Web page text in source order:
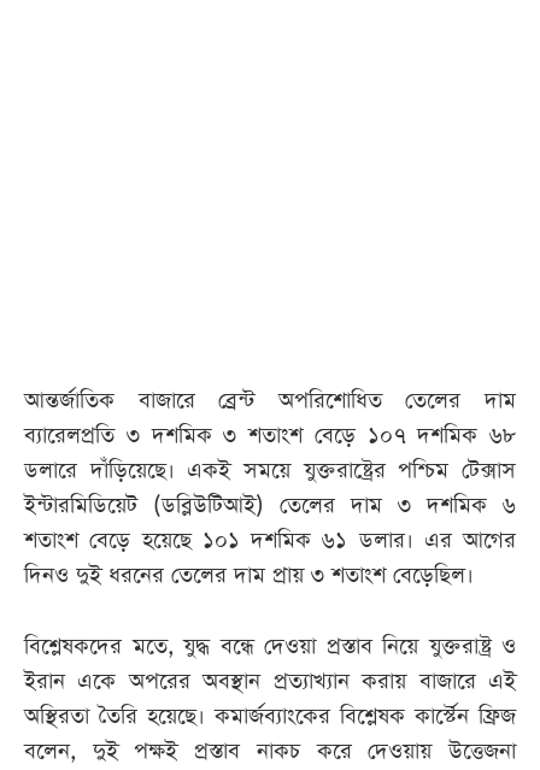
পেপার
আন্তর্জাতিক বাজারে ব্রেন্ট অপরিশোধিত তেলের দাম
ব্যারেলপ্রতি ৩ দশমিক ৩ শতাংশ বেড়ে ১০৭ দশমিক ৬৮
ডলারে দাঁড়িয়েছে। একই সময়ে যুক্তরাষ্ট্রের পশ্চিম টেক্সাস
ইন্টারমিডিয়েট (ডব্লিউটিআই) তেলের দাম ৩ দশমিক ৬
শতাংশ বেড়ে হয়েছে ১০১ দশমিক ৬১ ডলার। এর আগের
দিনও দুই ধরনের তেলের দাম প্রায় ৩ শতাংশ বেড়েছিল।
বিশ্লেষকদের মতে, যুদ্ধ বন্ধে দেওয়া প্রস্তাব নিয়ে যুক্তরাষ্ট্র ও
ইরান একে অপরের অবস্থান প্রত্যাখ্যান করায় বাজারে এই
অস্থিরতা তৈরি হয়েছে। কমার্জব্যাংকের বিশ্লেষক কার্স্টেন ফ্রিজ
বলেন, দুই পক্ষই প্রস্তাব নাকচ করে দেওয়ায় উত্তেজনা